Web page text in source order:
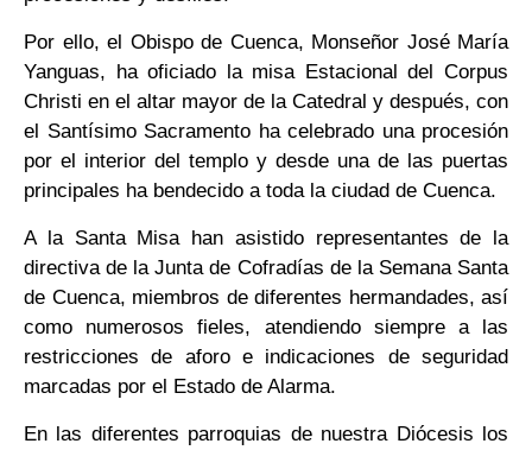
Por ello, el Obispo de Cuenca, Monseñor José María
Yanguas, ha oficiado la misa Estacional del Corpus
Christi en el altar mayor de la Catedral y después, con
el Santísimo Sacramento ha celebrado una procesión
por el interior del templo y desde una de las puertas
principales ha bendecido a toda la ciudad de Cuenca.
A la Santa Misa han asistido representantes de la
directiva de la Junta de Cofradías de la Semana Santa
de Cuenca, miembros de diferentes hermandades, así
como numerosos fieles, atendiendo siempre a las
restricciones de aforo e indicaciones de seguridad
marcadas por el Estado de Alarma.
En las diferentes parroquias de nuestra Diócesis los